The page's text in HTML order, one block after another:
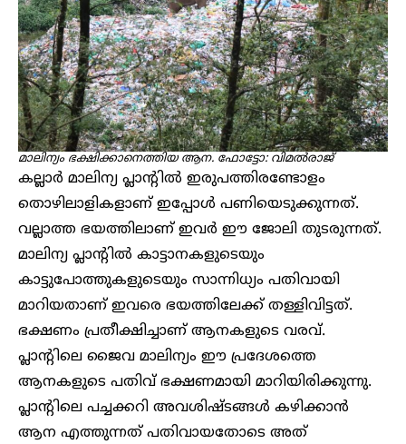
മാലിന്യം ഭക്ഷിക്കാനെത്തിയ ആന. ഫോട്ടോ: വിമൽരാജ്
കല്ലാർ മാലിന്യ പ്ലാന്റിൽ ഇരുപത്തിരണ്ടോളം
തൊഴിലാളികളാണ് ഇപ്പോൾ പണിയെടുക്കുന്നത്.
വല്ലാത്ത ഭയത്തിലാണ് ഇവ‍ർ ഈ ജോലി തുടരുന്നത്.
മാലിന്യ പ്ലാന്റിൽ കാട്ടാനകളുടെയും
കാട്ടുപോത്തുകളുടെയും സാന്നിധ്യം പതിവായി
മാറിയതാണ് ഇവരെ ഭയത്തിലേക്ക് തള്ളിവിട്ടത്.
ഭക്ഷണം പ്രതീക്ഷിച്ചാണ് ആനകളുടെ വരവ്.
പ്ലാന്റിലെ ജൈവ മാലിന്യം ഈ പ്രദേശത്തെ
ആനകളുടെ പതിവ് ഭക്ഷണമായി മാറിയിരിക്കുന്നു.
പ്ലാന്റിലെ പച്ചക്കറി അവശിഷ്ടങ്ങൾ കഴിക്കാൻ
ആന എത്തുന്നത് പതിവായതോടെ അത്